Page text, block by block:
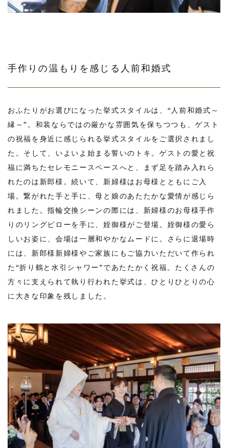
手作りの温もりを感じる人前和婚式
おふたりがお選びになった挙式スタイルは、“人前和婚式～
縁～”。和装ならではの厳かな雰囲気を保ちつつも、ゲスト
の祝福を身近に感じられる挙式スタイルをご選択されまし
た。そして、いよいよ始まる誓いのトキ。ゲストの愛と祝
福に満ちたセレモニースペースへと、まず足を踏み入れら
れたのは新郎様。続いて、新婦様はお母様とともにご入
場。繋がれた手と手に、母と娘のあたたかな愛情が感じら
れました。指輪交換シーンの際には、新婦様のお母様手作
りのリングピローを手に、姪御様がご登場。姪御様の愛ら
しいお姿に、会場は一層和やかなムードに。さらに退場時
には、新郎様新婦様やご家族にもご協力いただいて作られ
た“折り鶴と水引シャワー”であたたかく祝福。たくさんの
方々に支えられて執り行われた挙式は、ひとりひとりの心
に大きな印象を残しました。